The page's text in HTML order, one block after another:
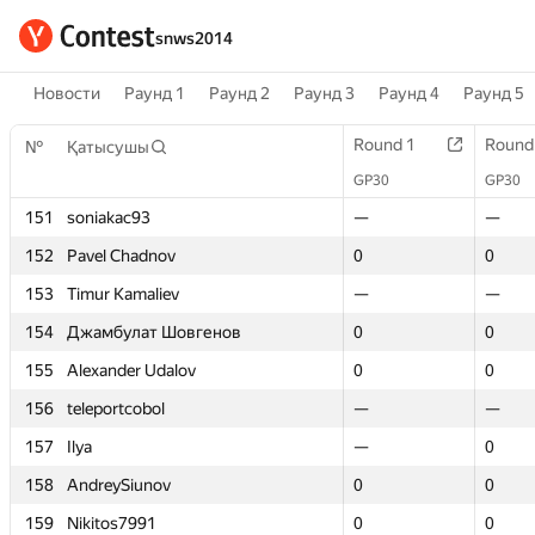
snws2014
Новости Раунд 1 Раунд 2 Раунд 3 Раунд 4 Раунд 5
№ Қатысушы Round 1
GP30 GP30
151 soniakac93 —
—
152
Pavel Chadnov 0
0
153
Timur Kamaliev —
—
154
Джамбулат Шовгенов 0
0
155
Alexander Udalov 0
0
156
teleportcobol —
—
157
Ilya —
0
158
AndreySiunov 0
0
159
Nikitos7991 0
0
№ Қатысушы Round 1
GP30 GP30
151 soniakac93 —
—
152
Pavel Chadnov 0
0
153
Timur Kamaliev —
—
154
Джамбулат Шовгенов 0
0
155
Alexander Udalov 0
0
156
teleportcobol —
—
157
Ilya —
0
158
AndreySiunov 0
0
159
Nikitos7991 0
0